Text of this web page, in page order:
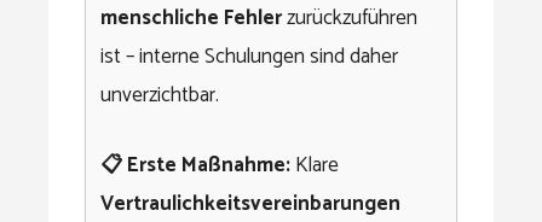
menschliche Fehlerzurückzuführen
ist – interne Schulungen sind daher
unverzichtbar.
📋 Erste Maßnahme:Klare
Vertraulichkeitsvereinbarungen